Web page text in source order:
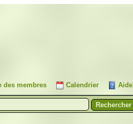
des membres Calendrier Aide